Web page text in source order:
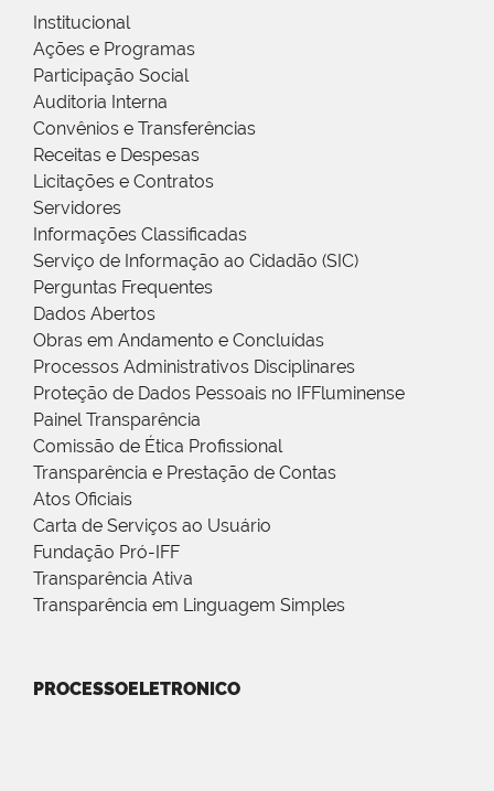
Institucional
Ações e Programas
Participação Social
Auditoria Interna
Convênios e Transferências
Receitas e Despesas
Licitações e Contratos
Servidores
Informações Classificadas
Serviço de Informação ao Cidadão (SIC)
Perguntas Frequentes
Dados Abertos
Obras em Andamento e Concluídas
Processos Administrativos Disciplinares
Proteção de Dados Pessoais no IFFluminense
Painel Transparência
Comissão de Ética Profissional
Transparência e Prestação de Contas
Atos Oficiais
Carta de Serviços ao Usuário
Fundação Pró-IFF
Transparência Ativa
Transparência em Linguagem Simples
PROCESSOELETRONICO